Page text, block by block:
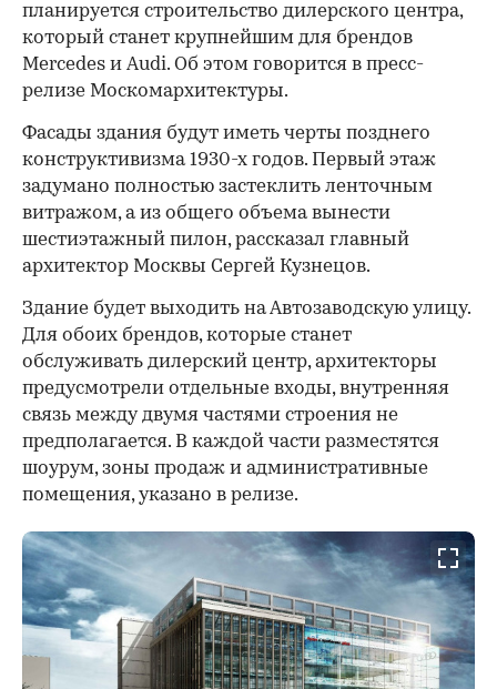
планируется строительство дилерского центра,
который станет крупнейшим для брендов
Mercedes и Audi. Об этом говорится в пресс-
релизе Москомархитектуры.
Фасады здания будут иметь черты позднего
конструктивизма 1930-х годов. Первый этаж
задумано полностью застеклить ленточным
витражом, а из общего объема вынести
шестиэтажный пилон, рассказал главный
архитектор Москвы Сергей Кузнецов.
Здание будет выходить на Автозаводскую улицу.
Для обоих брендов, которые станет
обслуживать дилерский центр, архитекторы
предусмотрели отдельные входы, внутренняя
связь между двумя частями строения не
предполагается. В каждой части разместятся
шоурум, зоны продаж и административные
помещения, указано в релизе.